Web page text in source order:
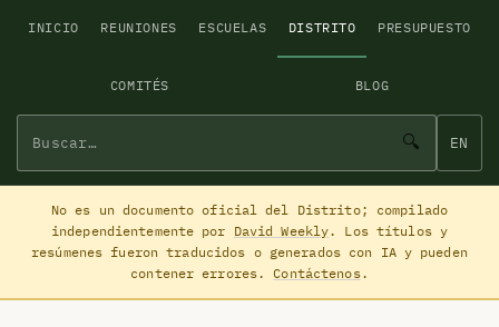
INICIO REUNIONES ESCUELAS DISTRITO PRESUPUESTO
COMITÉS BLOG
🔍 EN
No es un documento oficial del Distrito; compilado
independientemente por David Weekly. Los títulos y
resúmenes fueron traducidos o generados con IA y pueden
contener errores. Contáctenos.